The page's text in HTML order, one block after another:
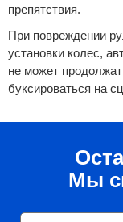
препятствия.
При повреждении
установки колес,
не может
буксироваться на
Мы